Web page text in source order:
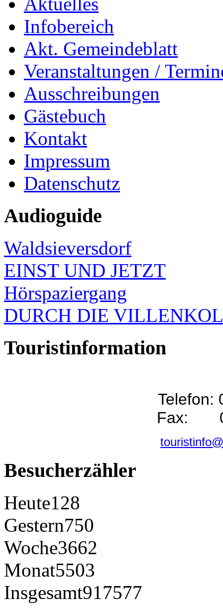
Infobereich
Akt. Gemeindeblatt
Veranstaltungen /
Ausschreibungen
Gästebuch
Kontakt
Impressum
Datenschutz
Audioguide
Waldsieversdorf
EINST UND JETZT
Hörspaziergang
DURCH DIE
Touristinformation
Telefon:
Fax:
Besucherzähler
Heute128
Gestern750
Woche3662
Monat5503
Insgesamt917577